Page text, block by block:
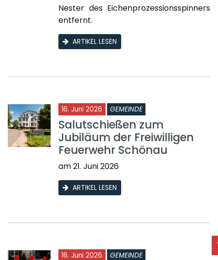
Nester des Eichenprozessionsspinners
entfernt.
ARTIKEL LESEN
16. Juni 2026 GEMEINDE
Salutschießen zum
Jubiläum der Freiwilligen
Feuerwehr Schönau
am 21. Juni 2026
ARTIKEL LESEN
16. Juni 2026 GEMEINDE